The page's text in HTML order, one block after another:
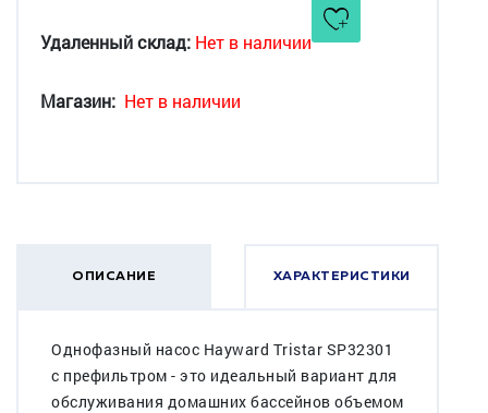
Удаленный склад: Нет в наличии
Магазин: Нет в наличии
ОПИСАНИЕ ХАРАКТЕРИСТИКИ
Однофазный насос Hayward Tristar SP32301
c префильтром - это идеальный вариант для
обслуживания домашних бассейнов объемом